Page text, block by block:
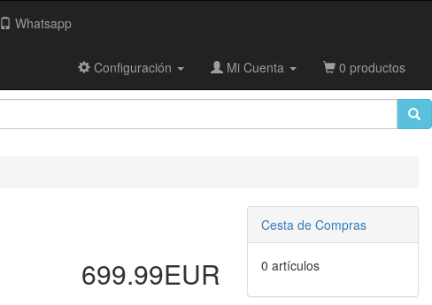
Whatsapp
Configuración Mi Cuenta 0 productos
699.99EUR
Cesta de Compras
0 artículos